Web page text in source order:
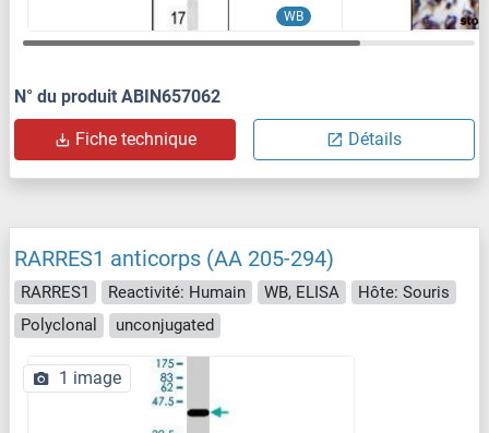
WB
N° du produit ABIN657062
Fiche technique Détails
RARRES1 anticorps (AA 205-294)
RARRES1 Reactivité: Humain WB, ELISA
Hôte: Souris
Polyclonal
unconjugated
1 image